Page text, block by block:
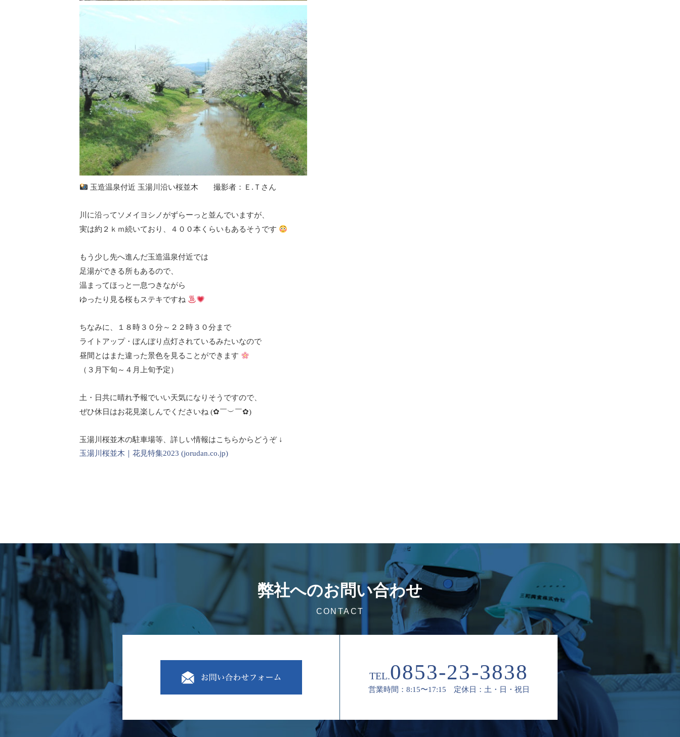
玉造温泉付近 玉湯川沿い桜並木 撮影者：Ｅ.Ｔさん
川に沿ってソメイヨシノがずらーっと並んでいますが、
実は約２ｋｍ続いており、４００本くらいもあるそうです
もう少し先へ進んだ玉造温泉付近では
足湯ができる所もあるので、
温まってほっと一息つきながら
ゆったり見る桜もステキですね
ちなみに、１８時３０分～２２時３０分まで
ライトアップ・ぼんぼり点灯されているみたいなので
昼間とはまた違った景色を見ることができます
（３月下旬～４月上旬予定）
土・日共に晴れ予報でいい天気になりそうですので、
ぜひ休日はお花見楽しんでくださいね (✿￣︶￣✿)
玉湯川桜並木の駐車場等、詳しい情報はこちらからどうぞ ↓
玉湯川桜並木｜花見特集2023 (jorudan.co.jp)
弊社へのお問い合わせ
CONTACT
TEL.0853-23-3838
営業時間：8:15〜17:15 定休日：土・日・祝日